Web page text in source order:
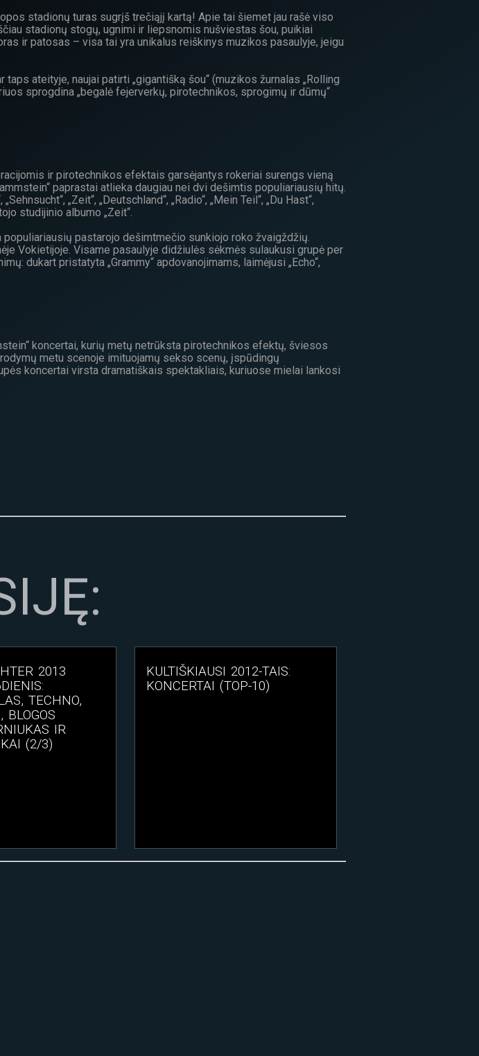
stadionų turas sugrįš trečiąjį kartą! Apie tai šiemet jau rašė viso
stadionų stogų, ugnimi ir liepsnomis nušviestas šou, puikiai
ir patosas – visa tai yra unikalus reiškinys muzikos pasaulyje, jeigu
ateityje, naujai patirti „gigantišką šou“ (muzikos žurnalas „Rolling
sprogdina „begalė fejerverkų, pirotechnikos, sprogimų ir dūmų“
ir pirotechnikos efektais garsėjantys rokeriai surengs vieną
paprastai atlieka daugiau nei dvi dešimtis populiariausių hitų.
„Zeit“, „Deutschland“, „Radio“, „Mein Teil“, „Du Hast“,
studijinio albumo „Zeit“.
pastarojo dešimtmečio sunkiojo roko žvaigždžių.
Vokietijoje. Visame pasaulyje didžiulės sėkmės sulaukusi grupė per
dukart pristatyta „Grammy“ apdovanojimams, laimėjusi „Echo“,
koncertai, kurių metų netrūksta pirotechnikos efektų, šviesos
metu scenoje imituojamų sekso scenų, įspūdingų
koncertai virsta dramatiškais spektakliais, kuriuose mielai lankosi
2013
TECHNO,
BLOGOS
IR
(2/3)
KULTIŠKIAUSI 2012-TAIS:
KONCERTAI (TOP-10)